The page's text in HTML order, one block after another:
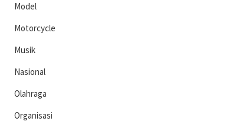
Model
Motorcycle
Musik
Nasional
Olahraga
Organisasi